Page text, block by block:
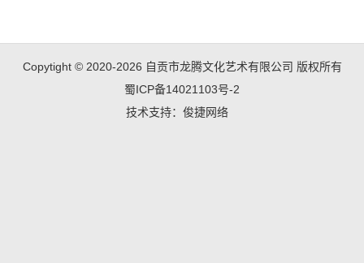
Copytight © 2020-2026 自贡市龙腾文化艺术有限公司 版权所有
蜀ICP备14021103号-2
技术支持：俊捷网络